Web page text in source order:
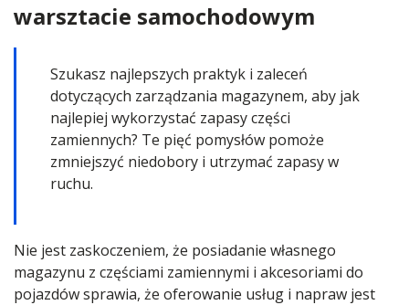
warsztacie samochodowym
Szukasz najlepszych praktyk i zaleceń
dotyczących zarządzania magazynem, aby jak
najlepiej wykorzystać zapasy części
zamiennych? Te pięć pomysłów pomoże
zmniejszyć niedobory i utrzymać zapasy w
ruchu.
Nie jest zaskoczeniem, że posiadanie własnego
magazynu z częściami zamiennymi i akcesoriami do
pojazdów sprawia, że oferowanie usług i napraw jest